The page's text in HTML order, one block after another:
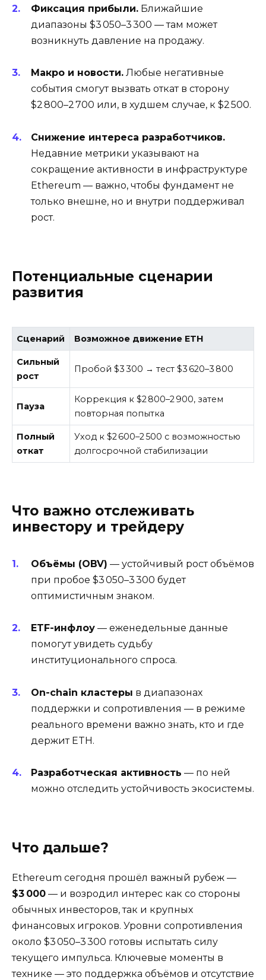
Фиксация прибыли. Ближайшие
диапазоны $3 050–3 300 — там может
возникнуть давление на продажу.
Макро и новости. Любые негативные
события смогут вызвать откат в сторону
$2 800–2 700 или, в худшем случае, к $2 500.
Снижение интереса разработчиков.
Недавние метрики указывают на
сокращение активности в инфраструктуре
Ethereum — важно, чтобы фундамент не
только внешне, но и внутри поддерживал
рост.
Потенциальные сценарии
развития
Сценарий Возможное движение ETH
Сильный
рост
Пробой $3 300 → тест $3 620–3 800
Пауза
Коррекция к $2 800–2 900, затем
повторная попытка
Полный
откат
Уход к $2 600–2 500 с возможностью
долгосрочной стабилизации
Что важно отслеживать
инвестору и трейдеру
Объёмы (OBV) — устойчивый рост объёмов
при пробое $3 050–3 300 будет
оптимистичным знаком.
ETF-инфлоу — еженедельные данные
помогут увидеть судьбу
институционального спроса.
On-chain кластеры в диапазонах
поддержки и сопротивления — в режиме
реального времени важно знать, кто и где
держит ETH.
Разработческая активность — по ней
можно отследить устойчивость экосистемы.
Что дальше?
Ethereum сегодня прошёл важный рубеж —
$3 000 — и возродил интерес как со стороны
обычных инвесторов, так и крупных
финансовых игроков. Уровни сопротивления
около $3 050–3 300 готовы испытать силу
текущего импульса. Ключевые моменты в
технике — это поддержка объёмов и отсутствие